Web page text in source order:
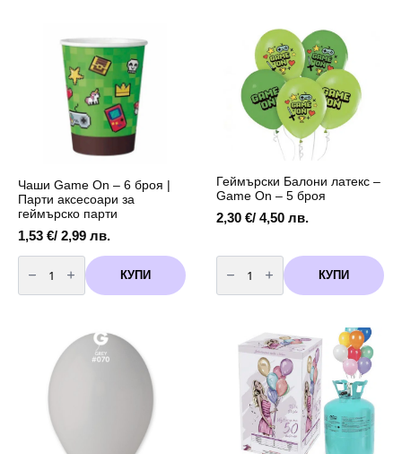
употреба
Геймърски
парти
аксесоар
Чаши Game On – 6 броя |
Парти аксесоари за
геймърско парти
1,53 €/ 2,99 лв.
количество
за
Чаши
Game
Парти
аксесоари
парти
КУПИ
Геймърски Балони латекс –
Game On – 5 броя
2,30 €/ 4,50 лв.
количество
за
Геймърски
Балони
КУПИ